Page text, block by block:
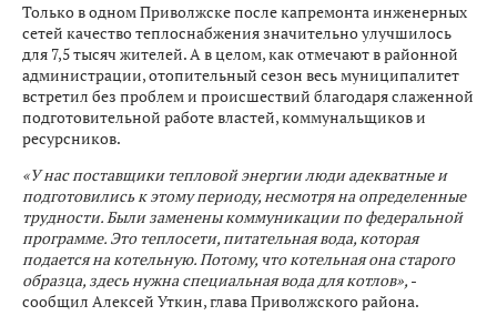
Только в одном Приволжске после капремонта инженерных
сетей качество теплоснабжения значительно улучшилось
для 7,5 тысяч жителей. А в целом, как отмечают в районной
администрации, отопительный сезон весь муниципалитет
встретил без проблем и происшествий благодаря слаженной
подготовительной работе властей, коммунальщиков и
ресурсников.
«У нас поставщики тепловой энергии люди адекватные и
подготовились к этому периоду, несмотря на определенные
трудности. Были заменены коммуникации по федеральной
программе. Это теплосети, питательная вода, которая
подается на котельную. Потому, что котельная она старого
образца, здесь нужна специальная вода для котлов», -
сообщил Алексей Уткин, глава Приволжского района.